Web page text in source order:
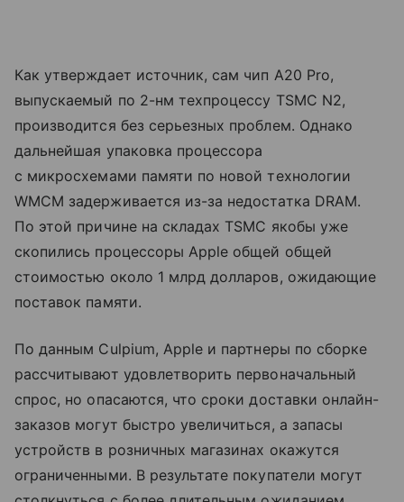
Как утверждает источник, сам чип A20 Pro,
выпускаемый по 2-нм техпроцессу TSMC N2,
производится без серьезных проблем. Однако
дальнейшая упаковка процессора
с микросхемами памяти по новой технологии
WMCM задерживается из-за недостатка DRAM.
По этой причине на складах TSMC якобы уже
скопились процессоры Apple общей общей
стоимостью около 1 млрд долларов, ожидающие
поставок памяти.
По данным Culpium, Apple и партнеры по сборке
рассчитывают удовлетворить первоначальный
спрос, но опасаются, что сроки доставки онлайн-
заказов могут быстро увеличиться, а запасы
устройств в розничных магазинах окажутся
ограниченными. В результате покупатели могут